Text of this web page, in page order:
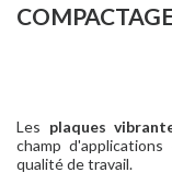
Les plaques
champ
qualité de travail.